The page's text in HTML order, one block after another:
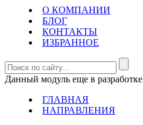
О КОМПАНИИ
БЛОГ
КОНТАКТЫ
ИЗБРАННОЕ
Данный модуль еще в разработке
ГЛАВНАЯ
НАПРАВЛЕНИЯ